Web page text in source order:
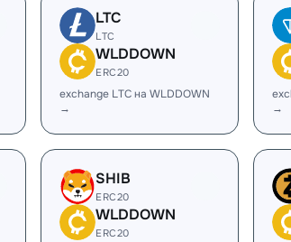
LTC
LTC
WLDDOWN
ERC20
exchange LTC на WLDDOWN
→
→
SHIB
ERC20
WLDDOWN
ERC20